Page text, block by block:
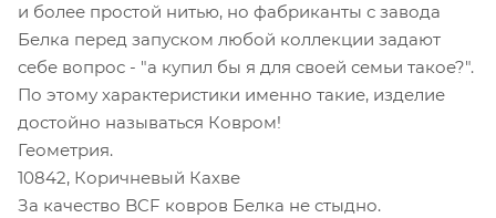
и более простой нитью, но фабриканты с завода
Белка перед запуском любой коллекции задают
себе вопрос - "а купил бы я для своей семьи такое?".
По этому характеристики именно такие, изделие
достойно называться Ковром!
Геометрия.
10842, Коричневый Кахве
За качество BCF ковров Белка не стыдно.